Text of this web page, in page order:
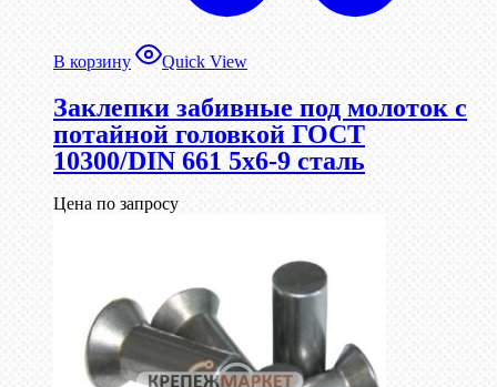
В корзину Quick View
Заклепки забивные под молоток с
потайной головкой ГОСТ
10300/DIN 661 5х6-9 сталь
Цена по запросу